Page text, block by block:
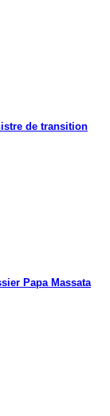
de transition
Papa Massata